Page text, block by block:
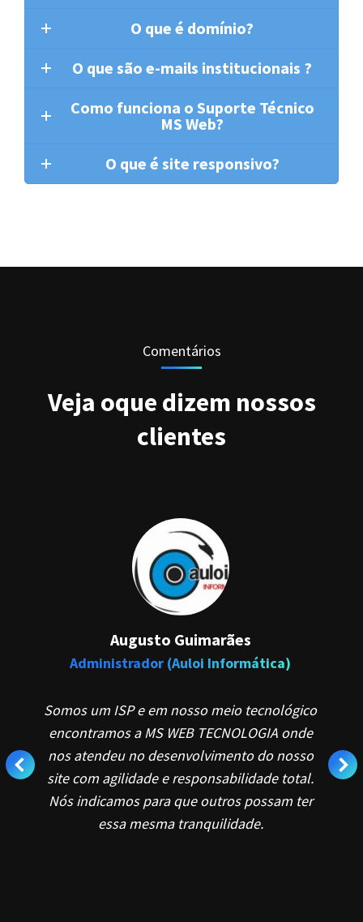
O que é domínio?
O que são e-mails institucionais ?
Como funciona o Suporte Técnico
MS Web?
O que é site responsivo?
Comentários
Veja oque dizem nossos
clientes
Augusto Guimarães
Administrador (Auloi Informática)
Somos um ISP e em nosso meio tecnológico
encontramos a MS WEB TECNOLOGIA onde
nos atendeu no desenvolvimento do nosso
site com agilidade e responsabilidade total.
Nós indicamos para que outros possam ter
essa mesma tranquilidade.